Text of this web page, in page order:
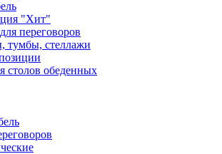
"Хит"
переговоров
стеллажи
столов обеденных